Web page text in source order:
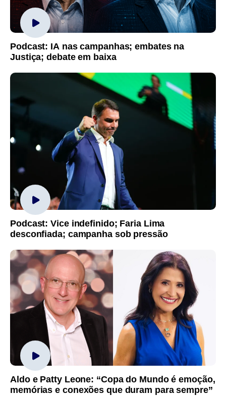
Podcast: IA nas campanhas; embates na
Justiça; debate em baixa
Podcast: Vice indefinido; Faria Lima
desconfiada; campanha sob pressão
Aldo e Patty Leone: “Copa do Mundo é emoção,
memórias e conexões que duram para sempre”